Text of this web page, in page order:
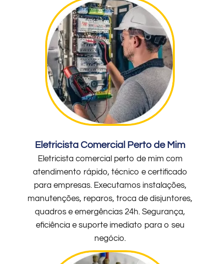
Eletricista Comercial Perto de Mim
Eletricista comercial perto de mim com
atendimento rápido, técnico e certificado
para empresas. Executamos instalações,
manutenções, reparos, troca de disjuntores,
quadros e emergências 24h. Segurança,
eficiência e suporte imediato para o seu
negócio.